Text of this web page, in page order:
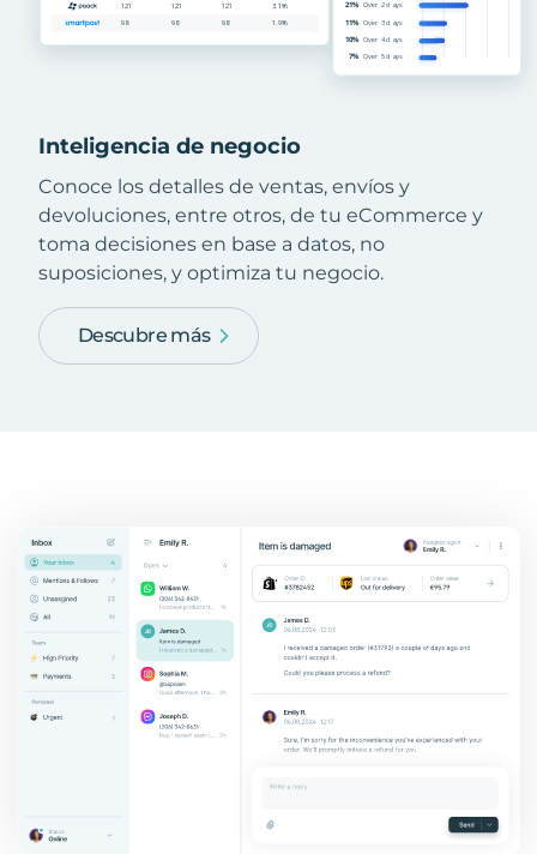
Inteligencia de negocio
Conoce los detalles de ventas, envíos y
devoluciones, entre otros, de tu eCommerce y
toma decisiones en base a datos, no
suposiciones, y optimiza tu negocio.
Descubre más